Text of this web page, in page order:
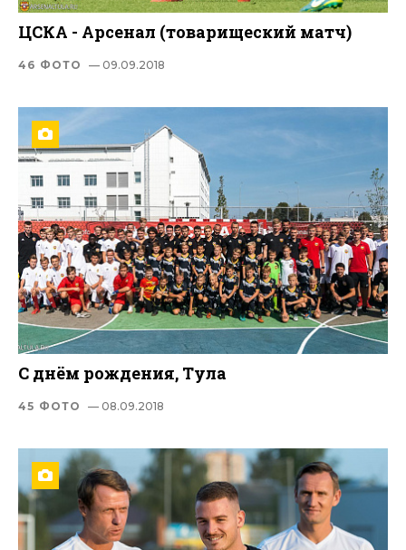
ЦСКА - Арсенал (товарищеский матч)
46 ФОТО — 09.09.2018
С днём рождения, Тула
45 ФОТО — 08.09.2018